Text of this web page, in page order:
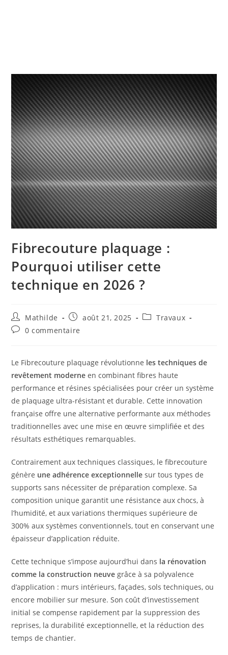
Fibrecouture plaquage :
Pourquoi utiliser cette
technique en 2026 ?
Mathilde août 21, 2025
Travaux
0 commentaire
Le Fibrecouture plaquage révolutionne les techniques de
revêtement moderne en combinant fibres haute
performance et résines spécialisées pour créer un système
de plaquage ultra-résistant et durable. Cette innovation
française offre une alternative performante aux méthodes
traditionnelles avec une mise en œuvre simplifiée et des
résultats esthétiques remarquables.
Contrairement aux techniques classiques, le fibrecouture
génère une adhérence exceptionnelle sur tous types de
supports sans nécessiter de préparation complexe. Sa
composition unique garantit une résistance aux chocs, à
l’humidité, et aux variations thermiques supérieure de
300% aux systèmes conventionnels, tout en conservant une
épaisseur d’application réduite.
Cette technique s’impose aujourd’hui dans la rénovation
comme la construction neuve grâce à sa polyvalence
d’application : murs intérieurs, façades, sols techniques, ou
encore mobilier sur mesure. Son coût d’investissement
initial se compense rapidement par la suppression des
reprises, la durabilité exceptionnelle, et la réduction des
temps de chantier.